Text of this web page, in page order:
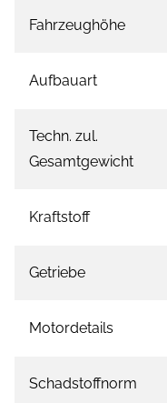
Fahrzeughöhe
Aufbauart
Techn. zul.
Gesamtgewicht
Kraftstoff
Getriebe
Motordetails
Schadstoffnorm